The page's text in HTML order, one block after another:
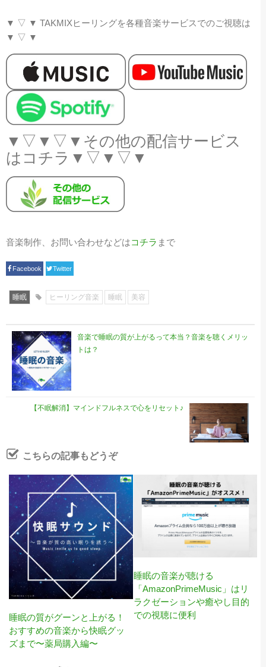
▼ ▽ ▼ TAKMIXヒーリングを各種音楽サービスでのご視聴は
▼ ▽ ▼
▼▽▼▽▼その他の配信サービス
はコチラ▼▽▼▽▼
音楽制作、お問い合わせなどはコチラ まで
Facebook Twitter
睡眠 ヒーリング音楽 睡眠 美容
音楽で睡眠の質が上がるって本当？音楽を聴くメリッ
トは？
【不眠解消】マインドフルネスで心をリセット♪
こちらの記事もどうぞ
睡眠の質がグーンと上がる！
おすすめの音楽から快眠グッ
ズまで〜薬局購入編〜
睡眠の音楽が聴ける
「AmazonPrimeMusic」はリ
ラクゼーションや癒やし目的
での視聴に便利